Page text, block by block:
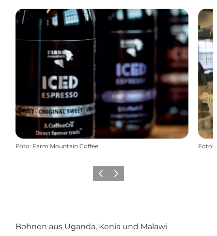
Foto: Farm Mountain Coffee Foto:
ZurückWeiter
Bohnen aus Uganda, Kenia und Malawi